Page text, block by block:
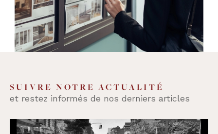
déterminer la valeur de votre bien
immobilier avec précision et fiabilité.
SUIVRE NOTRE ACTUALITÉ
et restez informés de nos derniers articles